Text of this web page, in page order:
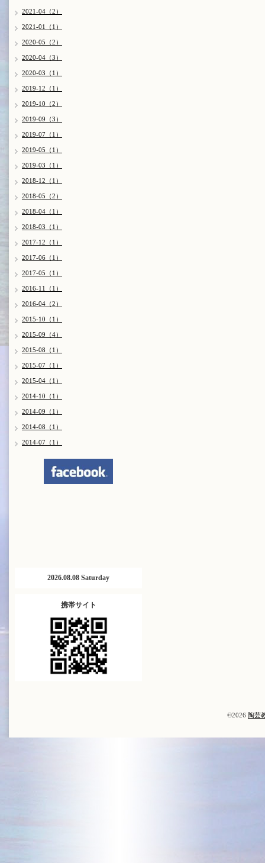
2021-04（2）
2021-01（1）
2020-05（2）
2020-04（3）
2020-03（1）
2019-12（1）
2019-10（2）
2019-09（3）
2019-07（1）
2019-05（1）
2019-03（1）
2018-12（1）
2018-05（2）
2018-04（1）
2018-03（1）
2017-12（1）
2017-06（1）
2017-05（1）
2016-11（1）
2016-04（2）
2015-10（1）
2015-09（4）
2015-08（1）
2015-07（1）
2015-04（1）
2014-10（1）
2014-09（1）
2014-08（1）
2014-07（1）
2026.08.08 Saturday
携帯サイト
©2026 陶芸